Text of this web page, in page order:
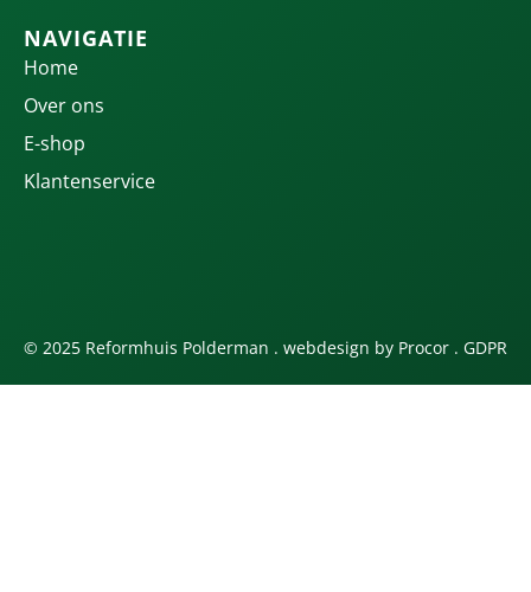
NAVIGATIE
Home
Over ons
E-shop
Klantenservice
© 2025 Reformhuis Polderman . webdesign by Procor . GDPR